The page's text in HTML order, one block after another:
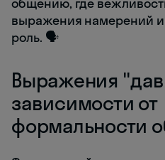
выражения намерений
роль. 🗣️
Выражения
зависимости от
формальности